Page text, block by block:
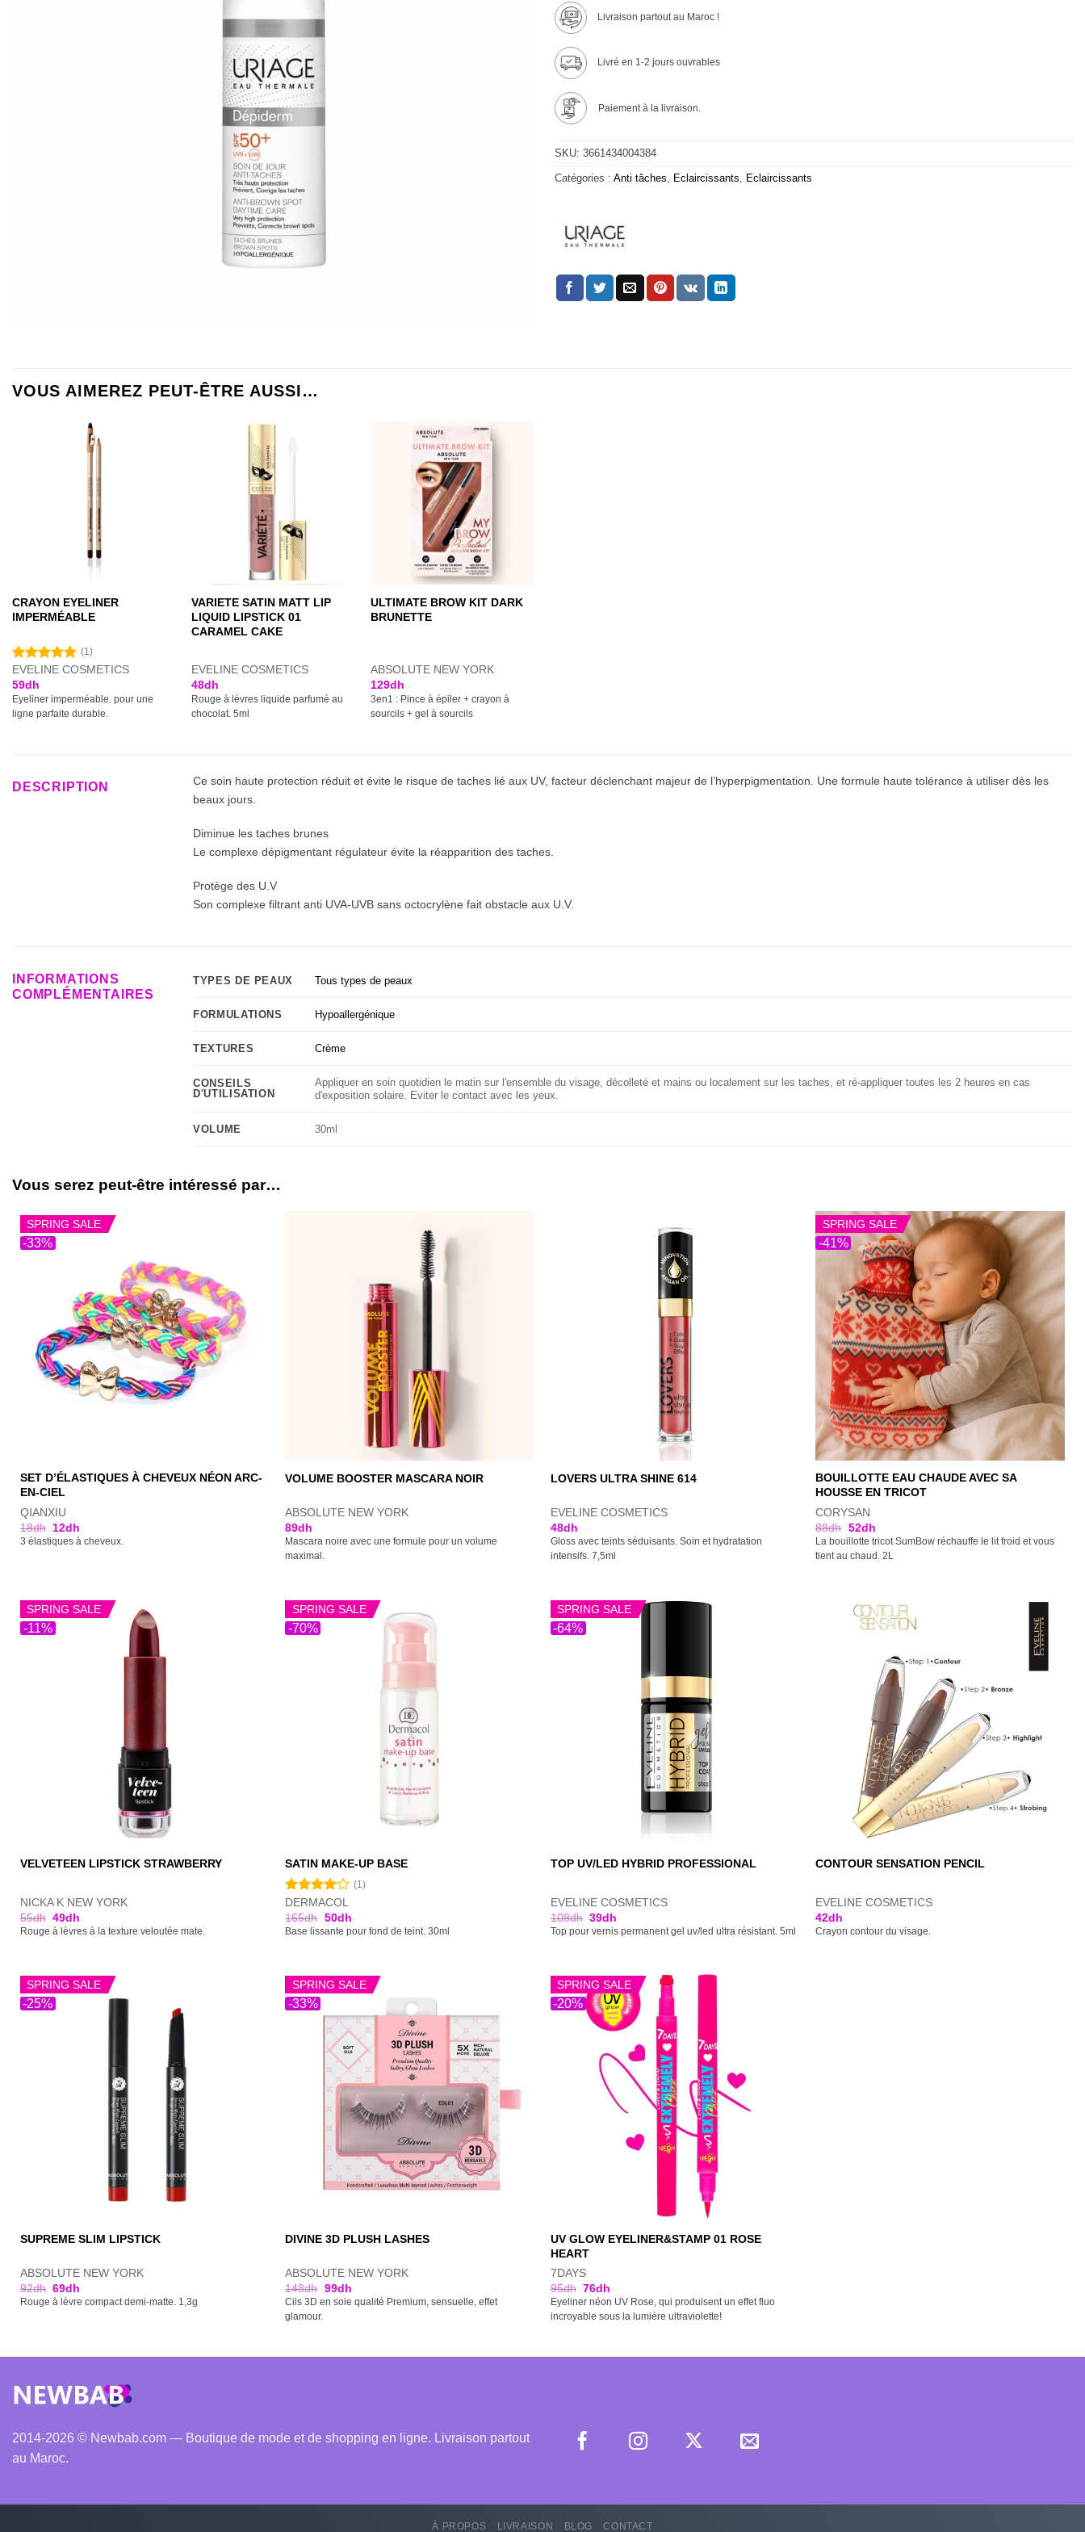
Livraison partout au Maroc !
Livré en 1-2 jours ouvrables
Paiement à la livraison.
SKU: 3661434004384
Catégories : Anti tâches, Eclaircissants, Eclaircissants
VOUS AIMEREZ PEUT-ÊTRE AUSSI…
CRAYON EYELINER
IMPERMÉABLE
Note5.00
sur 5
(1)
EVELINE COSMETICS
59dh
Eyeliner imperméable. pour une
ligne parfaite durable.
VARIETE SATIN MATT LIP
LIQUID LIPSTICK 01
CARAMEL CAKE
EVELINE COSMETICS
48dh
Rouge à lèvres liquide parfumé au
chocolat. 5ml
ULTIMATE BROW KIT DARK
BRUNETTE
ABSOLUTE NEW YORK
129dh
3en1 : Pince à épiler + crayon à
sourcils + gel à sourcils
DESCRIPTION
Ce soin haute protection réduit et évite le risque de taches lié aux UV, facteur déclenchant majeur de l’hyperpigmentation. Une formule haute tolérance à utiliser dès les
beaux jours.
Diminue les taches brunes
Le complexe dépigmentant régulateur évite la réapparition des taches.
Protège des U.V
Son complexe filtrant anti UVA-UVB sans octocrylène fait obstacle aux U.V.
INFORMATIONS
COMPLÉMENTAIRES
TYPES DE PEAUX Tous types de peaux
FORMULATIONS Hypoallergénique
TEXTURES Crème
CONSEILS
D'UTILISATION
Appliquer en soin quotidien le matin sur l'ensemble du visage, décolleté et mains ou localement sur les taches, et ré-appliquer toutes les 2 heures en cas
d'exposition solaire. Eviter le contact avec les yeux.
VOLUME 30ml
Vous serez peut-être intéressé par…
-33%
SPRING SALE
SET D’ÉLASTIQUES À CHEVEUX NÉON ARC-
EN-CIEL
QIANXIU
18dh 12dh
3 élastiques à cheveux.
VOLUME BOOSTER MASCARA NOIR
ABSOLUTE NEW YORK
89dh
Mascara noire avec une formule pour un volume
maximal.
LOVERS ULTRA SHINE 614
EVELINE COSMETICS
48dh
Gloss avec teints séduisants. Soin et hydratation
intensifs. 7,5ml
-41%
SPRING SALE
BOUILLOTTE EAU CHAUDE AVEC SA
HOUSSE EN TRICOT
CORYSAN
88dh 52dh
La bouillotte tricot SumBow réchauffe le lit froid et vous
tient au chaud. 2L
-11%
SPRING SALE
VELVETEEN LIPSTICK STRAWBERRY
NICKA K NEW YORK
55dh 49dh
Rouge à lèvres à la texture veloutée mate.
-70%
SPRING SALE
SATIN MAKE-UP BASE
Note
4.00sur
5
(1)
DERMACOL
165dh 50dh
Base lissante pour fond de teint. 30ml
-64%
SPRING SALE
TOP UV/LED HYBRID PROFESSIONAL
EVELINE COSMETICS
108dh 39dh
Top pour vernis permanent gel uv/led ultra résistant. 5ml
CONTOUR SENSATION PENCIL
EVELINE COSMETICS
42dh
Crayon contour du visage.
-25%
SPRING SALE
SUPREME SLIM LIPSTICK
ABSOLUTE NEW YORK
92dh 69dh
Rouge à lèvre compact demi-matte. 1,3g
-33%
SPRING SALE
DIVINE 3D PLUSH LASHES
ABSOLUTE NEW YORK
148dh 99dh
Cils 3D en soie qualité Premium, sensuelle, effet
glamour.
-20%
SPRING SALE
UV GLOW EYELINER&STAMP 01 ROSE
HEART
7DAYS
95dh 76dh
Eyeliner néon UV Rose, qui produisent un effet fluo
incroyable sous la lumière ultraviolette!
2014-2026 © Newbab.com — Boutique de mode et de shopping en ligne. Livraison partout
au Maroc.
À PROPOS LIVRAISON BLOG CONTACT